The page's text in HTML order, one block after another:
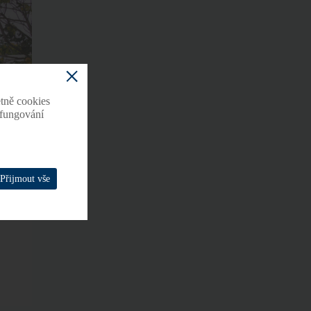
cookies
Přijmout vše